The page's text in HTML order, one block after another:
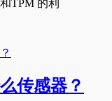
TPM 的利
传感器？